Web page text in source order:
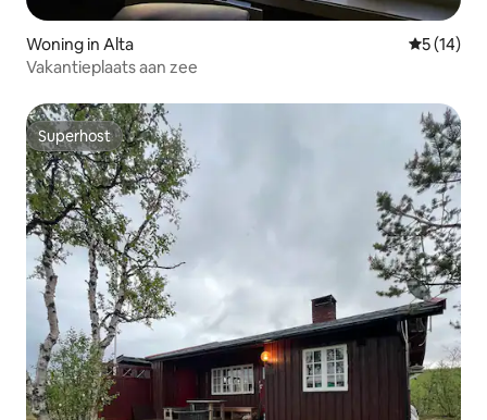
Woning in Alta
5 (14)
Vakantieplaats aan zee
Superhost
Superhost